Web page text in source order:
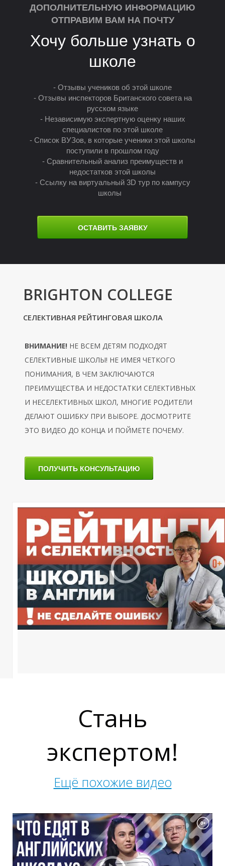
У
М
Ы
ДОПОЛНИТЕЛЬНУЮ ИНФОРМАЦИЮ
ОТПРАВИМ ВАМ НА ПОЧТУ
Хочу больше узнать о
школе
- Отзывы учеников об этой школе
- Отзывы инспекторов Британского совета на
русском языке
- Независимую экспертную оценку наших
специалистов по этой школе
- Список ВУЗов, в которые ученики этой школы
поступили в прошлом году
- Сравнительный анализ преимуществ и
недостатков этой школы
- Ссылку на виртуальный 3D тур по кампусу
школы
ОСТАВИТЬ ЗАЯВКУ
BRIGHTON COLLEGE
СЕЛЕКТИВНАЯ РЕЙТИНГОВАЯ ШКОЛА
ВНИМАНИЕ! НЕ ВСЕМ ДЕТЯМ ПОДХОДЯТ
СЕЛЕКТИВНЫЕ ШКОЛЫ! НЕ ИМЕЯ ЧЕТКОГО
ПОНИМАНИЯ, В ЧЕМ ЗАКЛЮЧАЮТСЯ
ПРЕИМУЩЕСТВА И НЕДОСТАТКИ СЕЛЕКТИВНЫХ
И НЕСЕЛЕКТИВНЫХ ШКОЛ, МНОГИЕ РОДИТЕЛИ
ДЕЛАЮТ ОШИБКУ ПРИ ВЫБОРЕ. ДОСМОТРИТЕ
ЭТО ВИДЕО ДО КОНЦА И ПОЙМЕТЕ ПОЧЕМУ.
ПОЛУЧИТЬ КОНСУЛЬТАЦИЮ
Стань
экспертом!
Ещё похожие видео